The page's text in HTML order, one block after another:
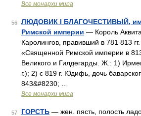
Все монархи мира
56
ЛЮДОВИК I БЛАГОЧЕСТИВЫЙ,
Римской империи — Король
Каролингов, правивший в 781 813
«Священной Римской империи в
Великого и Гилдегарды. Ж.: 1)
г.); 2) с 819 г. Юдифь, дочь
843&#8230; …
Все монархи мира
57 ГОРСТЬ — жен. пясть, полость